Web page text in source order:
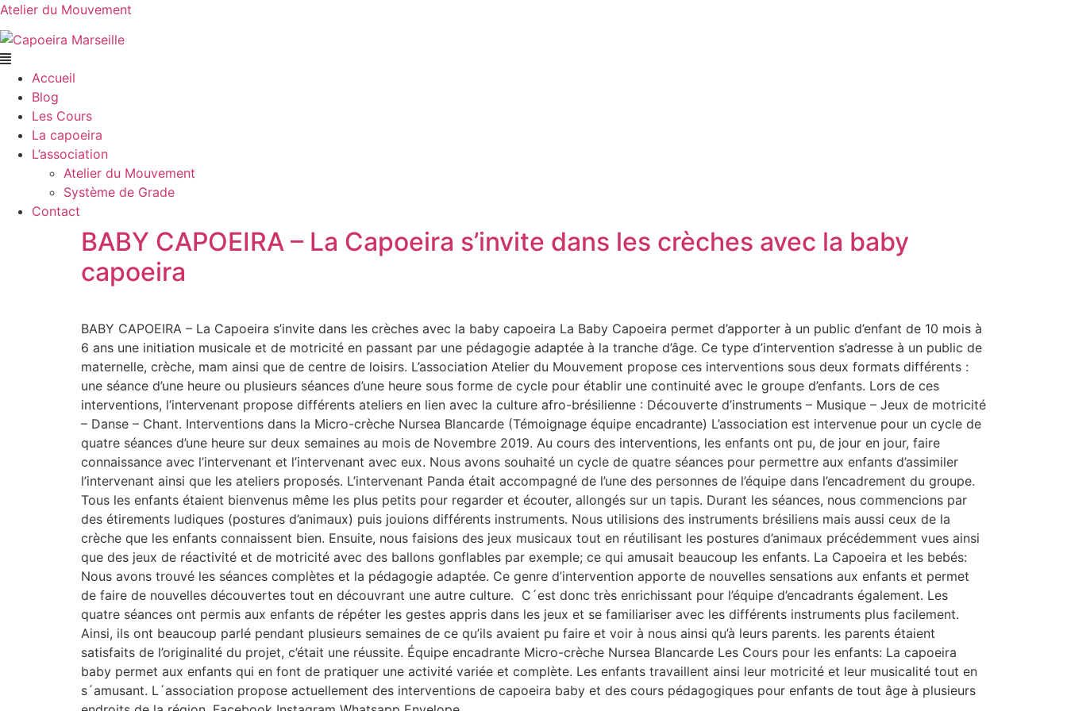
Atelier du Mouvement
Menu
Accueil
Blog
Les Cours
La capoeira
L’association
Atelier du Mouvement
Système de Grade
Contact
BABY CAPOEIRA – La Capoeira s’invite dans les crèches avec la baby
capoeira
BABY CAPOEIRA – La Capoeira s’invite dans les crèches avec la baby capoeira La Baby Capoeira permet d’apporter à un public d’enfant de 10 mois à
6 ans une initiation musicale et de motricité en passant par une pédagogie adaptée à la tranche d’âge. Ce type d’intervention s’adresse à un public de
maternelle, crèche, mam ainsi que de centre de loisirs. L’association Atelier du Mouvement propose ces interventions sous deux formats différents :
une séance d’une heure ou plusieurs séances d’une heure sous forme de cycle pour établir une continuité avec le groupe d’enfants. Lors de ces
interventions, l’intervenant propose différents ateliers en lien avec la culture afro-brésilienne : Découverte d’instruments – Musique – Jeux de motricité
– Danse – Chant. Interventions dans la Micro-crèche Nursea Blancarde (Témoignage équipe encadrante) L’association est intervenue pour un cycle de
quatre séances d’une heure sur deux semaines au mois de Novembre 2019. Au cours des interventions, les enfants ont pu, de jour en jour, faire
connaissance avec l’intervenant et l’intervenant avec eux. Nous avons souhaité un cycle de quatre séances pour permettre aux enfants d’assimiler
l’intervenant ainsi que les ateliers proposés. L’intervenant Panda était accompagné de l’une des personnes de l’équipe dans l’encadrement du groupe.
Tous les enfants étaient bienvenus même les plus petits pour regarder et écouter, allongés sur un tapis. Durant les séances, nous commencions par
des étirements ludiques (postures d’animaux) puis jouions différents instruments. Nous utilisions des instruments brésiliens mais aussi ceux de la
crèche que les enfants connaissent bien. Ensuite, nous faisions des jeux musicaux tout en réutilisant les postures d’animaux précédemment vues ainsi
que des jeux de réactivité et de motricité avec des ballons gonflables par exemple; ce qui amusait beaucoup les enfants. La Capoeira et les bebés:
Nous avons trouvé les séances complètes et la pédagogie adaptée. Ce genre d’intervention apporte de nouvelles sensations aux enfants et permet
de faire de nouvelles découvertes tout en découvrant une autre culture. C´est donc très enrichissant pour l’équipe d’encadrants également. Les
quatre séances ont permis aux enfants de répéter les gestes appris dans les jeux et se familiariser avec les différents instruments plus facilement.
Ainsi, ils ont beaucoup parlé pendant plusieurs semaines de ce qu’ils avaient pu faire et voir à nous ainsi qu’à leurs parents. les parents étaient
satisfaits de l’originalité du projet, c’était une réussite. Équipe encadrante Micro-crèche Nursea Blancarde Les Cours pour les enfants: La capoeira
baby permet aux enfants qui en font de pratiquer une activité variée et complète. Les enfants travaillent ainsi leur motricité et leur musicalité tout en
s´amusant. L´association propose actuellement des interventions de capoeira baby et des cours pédagogiques pour enfants de tout âge à plusieurs